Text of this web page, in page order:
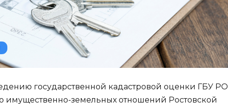
государственной кадастровой оценки ГБУ РО
имущественно-земельных отношений Ростовской